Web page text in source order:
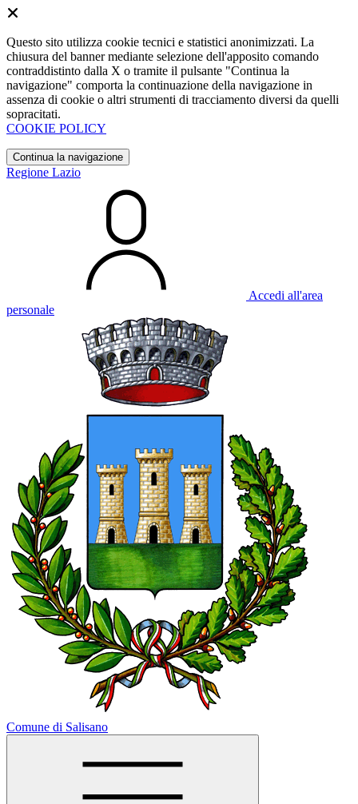
Questo sito utilizza cookie tecnici e statistici anonimizzati. La
chiusura del banner mediante selezione dell'apposito comando
contraddistinto dalla X o tramite il pulsante "Continua la
navigazione" comporta la continuazione della navigazione in
assenza di cookie o altri strumenti di tracciamento diversi da quelli
sopracitati.
COOKIE POLICY
Continua la navigazione
Regione Lazio
Accedi all'area
personale
Comune di Salisano